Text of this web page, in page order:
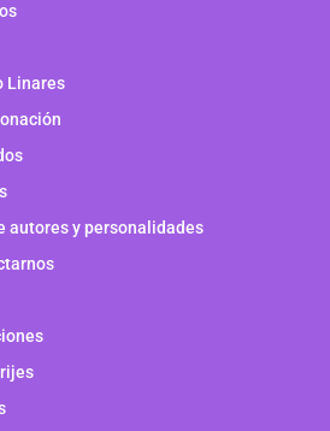
Linares
autores y personalidades